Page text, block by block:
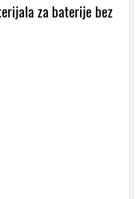
za baterije bez